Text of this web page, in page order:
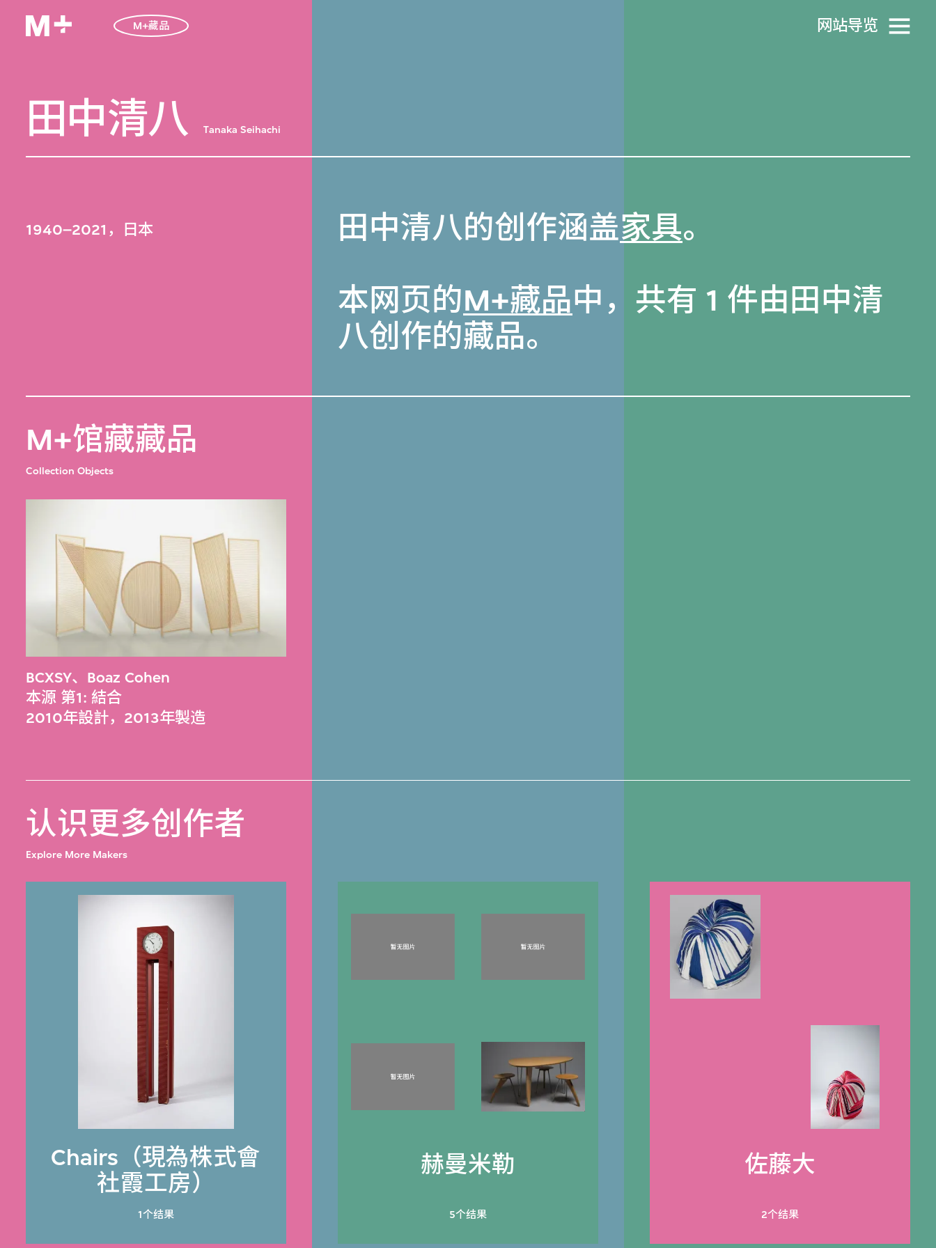
M+藏品 网站导览
田中清八 Tanaka Seihachi
1940–2021，日本 田中清八的创作涵盖家具。
本网页的M+藏品中，共有 1 件由田中清
八创作的藏品。
M+馆藏藏品
Collection Objects
BCXSY、 Boaz Cohen
本源 第1: 結合
2010年設計，2013年製造
认识更多创作者
Explore More Makers
Chairs（現為株式會
社霞工房）
1个结果
赫曼米勒
5个结果
佐藤大
2个结果